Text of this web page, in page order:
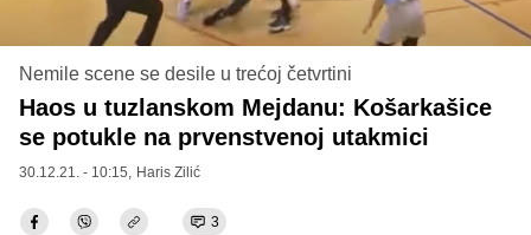
Nemile scene se desile u trećoj četvrtini
Haos u tuzlanskom Mejdanu: Košarkašice
se potukle na prvenstvenoj utakmici
30.12.21. - 10:15, Haris Zilić
3